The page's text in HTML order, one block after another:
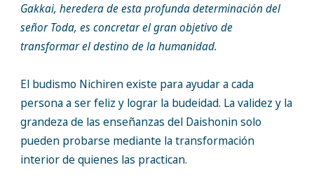
Gakkai, heredera de esta profunda determinación del
señor Toda, es concretar el gran objetivo de
transformar el destino de la humanidad.
El budismo Nichiren existe para ayudar a cada
persona a ser feliz y lograr la budeidad. La validez y la
grandeza de las enseñanzas del Daishonin solo
pueden probarse mediante la transformación
interior de quienes las practican.